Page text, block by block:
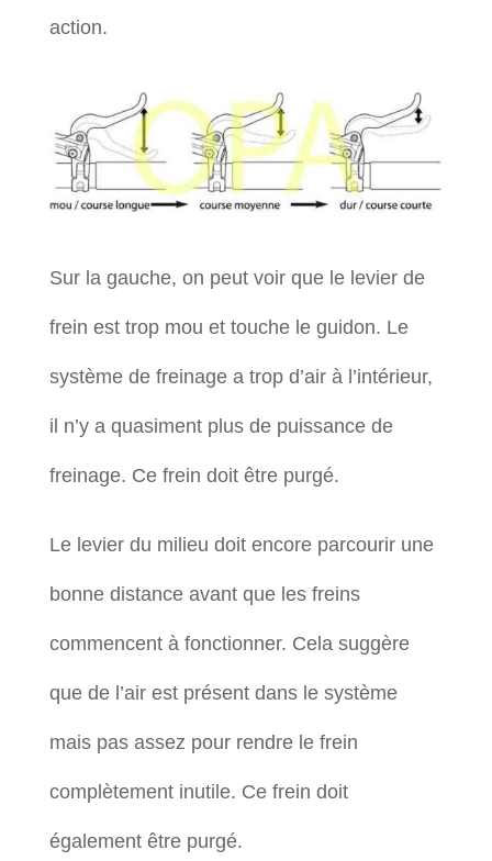
action.
Sur la gauche, on peut voir que le levier de
frein est trop mou et touche le guidon. Le
système de freinage a trop d’air à l’intérieur,
il n’y a quasiment plus de puissance de
freinage. Ce frein doit être purgé.
Le levier du milieu doit encore parcourir une
bonne distance avant que les freins
commencent à fonctionner. Cela suggère
que de l’air est présent dans le système
mais pas assez pour rendre le frein
complètement inutile. Ce frein doit
également être purgé.